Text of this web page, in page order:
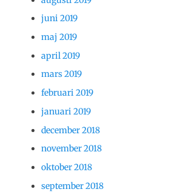
juni 2019
maj 2019
april 2019
mars 2019
februari 2019
januari 2019
december 2018
november 2018
oktober 2018
september 2018